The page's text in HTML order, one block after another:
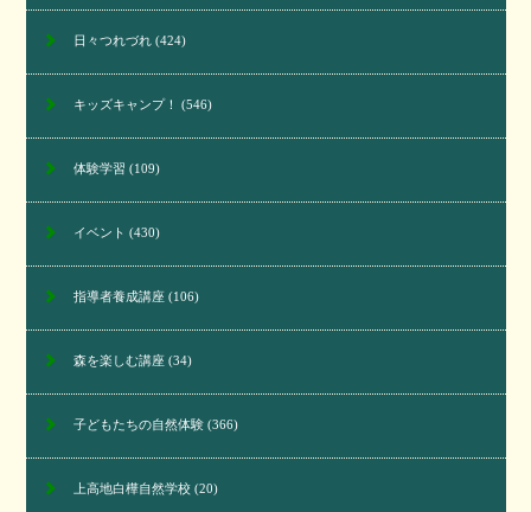
日々つれづれ(424)
キッズキャンプ！ (546)
体験学習 (109)
イベント (430)
指導者養成講座(106)
森を楽しむ講座(34)
子どもたちの自然体験(366)
上高地白樺自然学校(20)